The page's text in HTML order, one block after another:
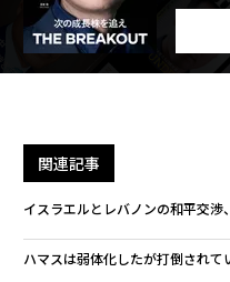
関連記事
イスラエルとレバノンの和平交
ハマスは弱体化したが打倒され